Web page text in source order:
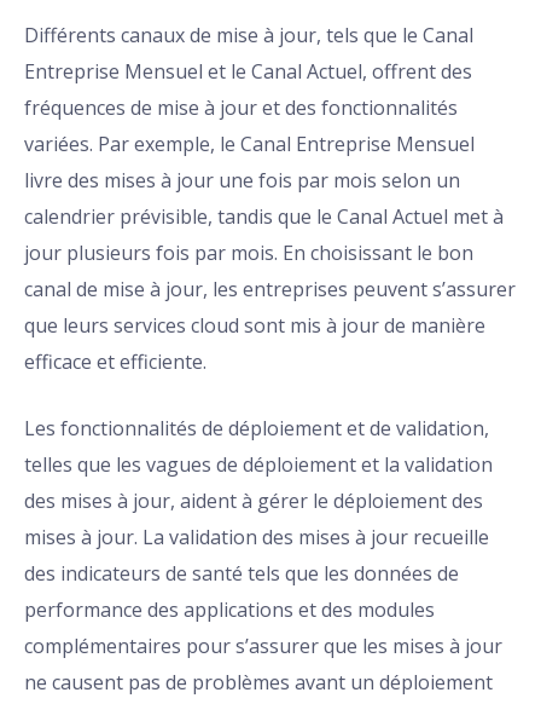
Différents canaux de mise à jour, tels que le Canal
Entreprise Mensuel et le Canal Actuel, offrent des
fréquences de mise à jour et des fonctionnalités
variées. Par exemple, le Canal Entreprise Mensuel
livre des mises à jour une fois par mois selon un
calendrier prévisible, tandis que le Canal Actuel met à
jour plusieurs fois par mois. En choisissant le bon
canal de mise à jour, les entreprises peuvent s’assurer
que leurs services cloud sont mis à jour de manière
efficace et efficiente.
Les fonctionnalités de déploiement et de validation,
telles que les vagues de déploiement et la validation
des mises à jour, aident à gérer le déploiement des
mises à jour. La validation des mises à jour recueille
des indicateurs de santé tels que les données de
performance des applications et des modules
complémentaires pour s’assurer que les mises à jour
ne causent pas de problèmes avant un déploiement